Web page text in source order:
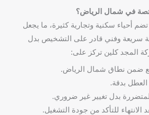
في شمال الرياض؟
أحياء سكنية وتجارية كثيرة، ما يجعل
سريعة وفني قادر على التشخيص بدل
المجد كلين تركز على:
ضمن نطاق شمال الرياض.
بدقة.
بدل تغيير غير ضروري.
الانتهاء للتأكد من جودة التشغيل.